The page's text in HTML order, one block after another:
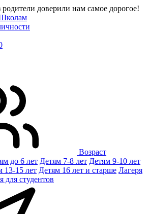
родители доверили нам самое дорогое!
Возраст
до 6 лет Детям 7-8 лет Детям 9-10 лет
13-15 лет Детям 16 лет и старше Лагеря
для студентов